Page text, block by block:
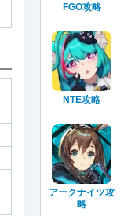
FGO攻略
NTE攻略
アークナイツ攻
略